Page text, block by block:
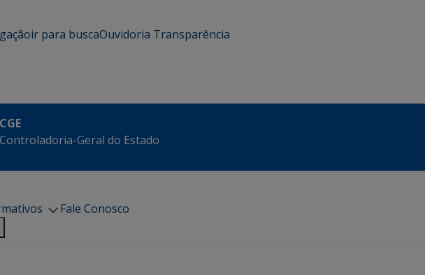
ir para buscaOuvidoria Transparência
CGE
Controladoria-Geral do Estado
Fale Conosco